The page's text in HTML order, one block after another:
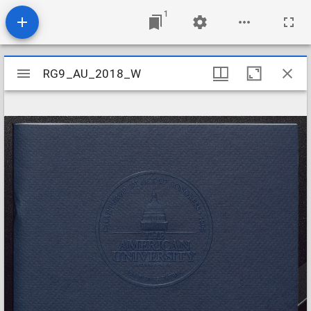
1
Mirador
viewer
RG9_AU_2018_W
RG9_AU_2018_W